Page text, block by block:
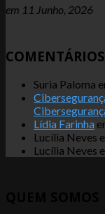
em 11 Junho, 2026
Suria Paloma
Lídia Farinha
Lucília Neves
Lucília Neves